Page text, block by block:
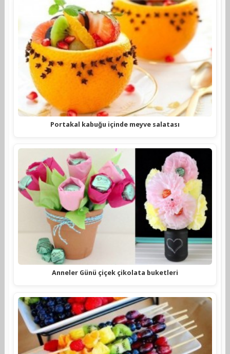
Portakal kabuğu içinde meyve salatası
Anneler Günü çiçek çikolata buketleri